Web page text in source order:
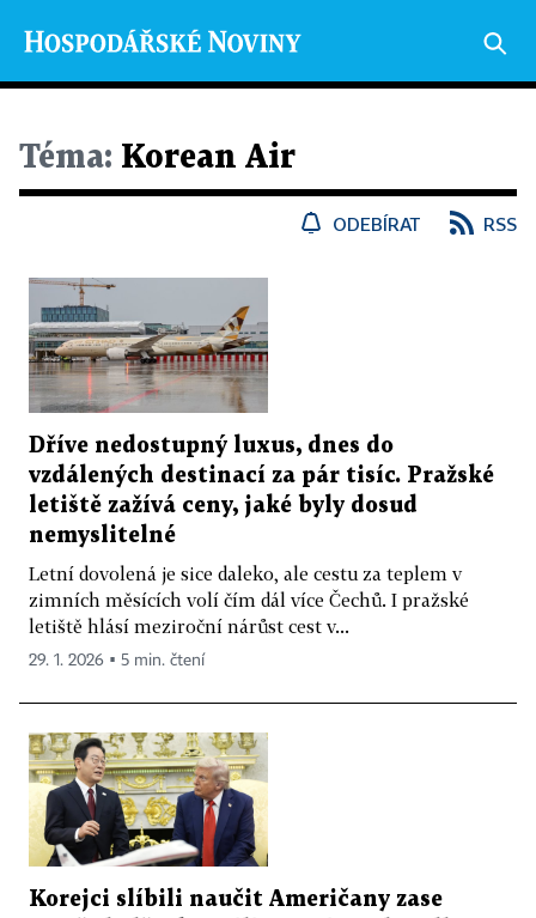
Téma: Korean Air
ODEBÍRAT RSS
Dříve nedostupný luxus, dnes do
vzdálených destinací za pár tisíc. Pražské
letiště zažívá ceny, jaké byly dosud
nemyslitelné
Letní dovolená je sice daleko, ale cestu za teplem v
zimních měsících volí čím dál více Čechů. I pražské
letiště hlásí meziroční nárůst cest v...
29. 1. 2026 ▪ 5 min. čtení
Korejci slíbili naučit Američany zase